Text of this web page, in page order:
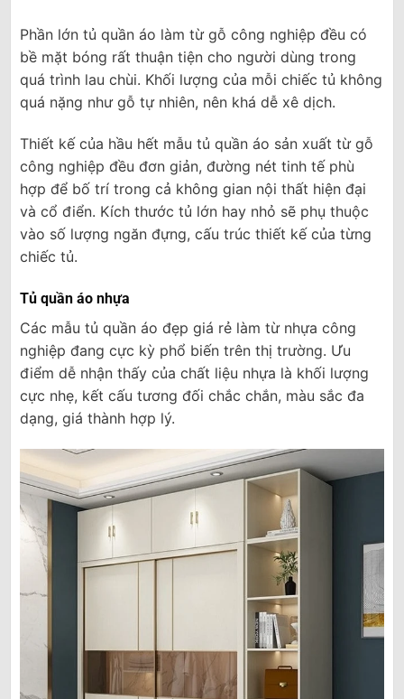
Phần lớn tủ quần áo làm từ gỗ công nghiệp đều có
bề mặt bóng rất thuận tiện cho người dùng trong
quá trình lau chùi. Khối lượng của mỗi chiếc tủ không
quá nặng như gỗ tự nhiên, nên khá dễ xê dịch.
Thiết kế của hầu hết mẫu tủ quần áo sản xuất từ gỗ
công nghiệp đều đơn giản, đường nét tinh tế phù
hợp để bố trí trong cả không gian nội thất hiện đại
và cổ điển. Kích thước tủ lớn hay nhỏ sẽ phụ thuộc
vào số lượng ngăn đựng, cấu trúc thiết kế của từng
chiếc tủ.
Tủ quần áo nhựa
Các mẫu tủ quần áo đẹp giá rẻ làm từ nhựa công
nghiệp đang cực kỳ phổ biến trên thị trường. Ưu
điểm dễ nhận thấy của chất liệu nhựa là khối lượng
cực nhẹ, kết cấu tương đối chắc chắn, màu sắc đa
dạng, giá thành hợp lý.